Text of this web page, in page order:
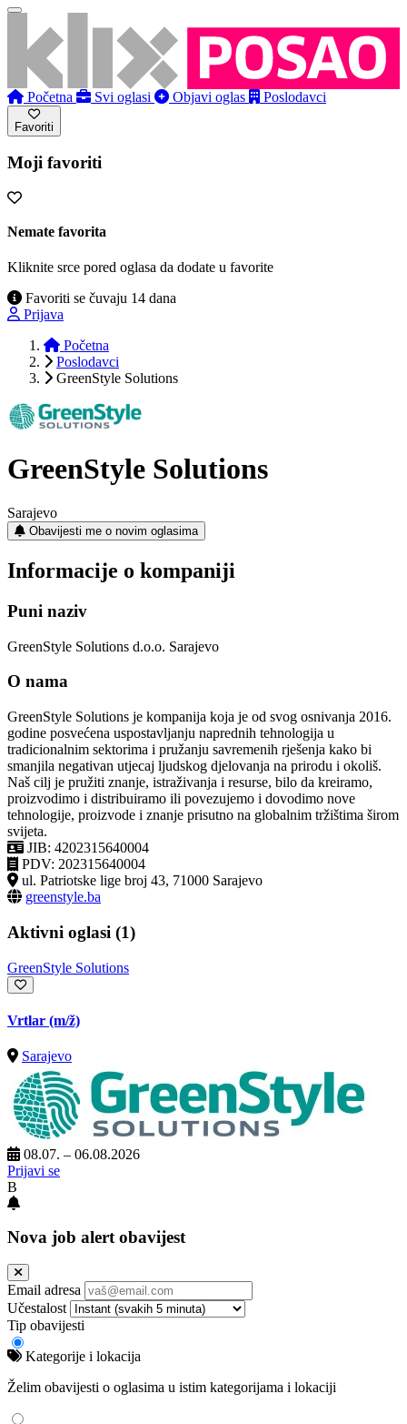
Početna Svi oglasi Objavi oglas Poslodavci
Favoriti
Moji favoriti
Nemate favorita
Kliknite srce pored oglasa da dodate u favorite
Favoriti se čuvaju 14 dana
Prijava
Početna
Poslodavci
GreenStyle Solutions
GreenStyle Solutions
Sarajevo
Obavijesti me o novim oglasima
Informacije o kompaniji
Puni naziv
GreenStyle Solutions d.o.o. Sarajevo
O nama
GreenStyle Solutions je kompanija koja je od svog osnivanja 2016.
godine posvećena uspostavljanju naprednih tehnologija u
tradicionalnim sektorima i pružanju savremenih rješenja kako bi
smanjila negativan utjecaj ljudskog djelovanja na prirodu i okoliš.
Naš cilj je pružiti znanje, istraživanja i resurse, bilo da kreiramo,
proizvodimo i distribuiramo ili povezujemo i dovodimo nove
tehnologije, proizvode i znanje prisutno na globalnim tržištima širom
svijeta.
JIB: 4202315640004
PDV: 202315640004
ul. Patriotske lige broj 43, 71000 Sarajevo
greenstyle.ba
Aktivni oglasi (1)
GreenStyle Solutions
Vrtlar (m/ž)
Sarajevo
08.07. – 06.08.2026
Prijavi se
B
Nova job alert obavijest
Email adresa
Učestalost
Tip obavijesti
Kategorije i lokacija
Želim obavijesti o oglasima u istim kategorijama i lokaciji